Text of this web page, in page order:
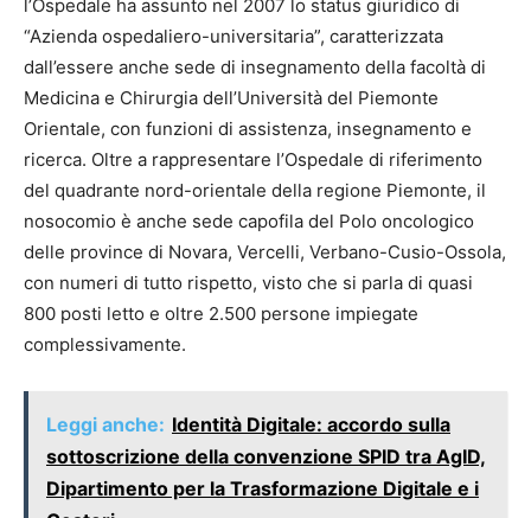
l’Ospedale ha assunto nel 2007 lo status giuridico di
“Azienda ospedaliero-universitaria”, caratterizzata
dall’essere anche sede di insegnamento della facoltà di
Medicina e Chirurgia dell’Università del Piemonte
Orientale, con funzioni di assistenza, insegnamento e
ricerca. Oltre a rappresentare l’Ospedale di riferimento
del quadrante nord-orientale della regione Piemonte, il
nosocomio è anche sede capofila del Polo oncologico
delle province di Novara, Vercelli, Verbano-Cusio-Ossola,
con numeri di tutto rispetto, visto che si parla di quasi
800 posti letto e oltre 2.500 persone impiegate
complessivamente.
Leggi anche: Identità Digitale: accordo sulla
sottoscrizione della convenzione SPID tra AgID,
Dipartimento per la Trasformazione Digitale e i